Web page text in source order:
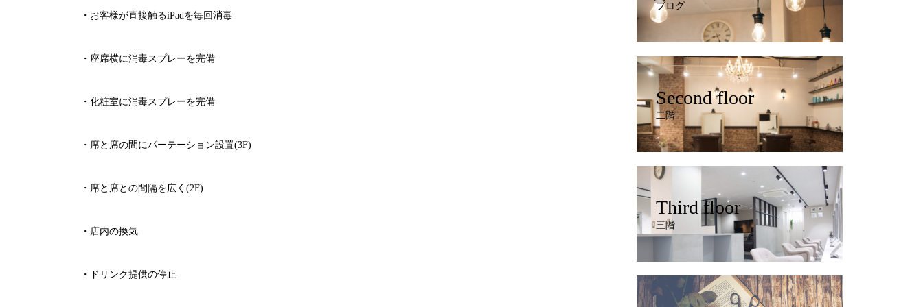
・お客様が直接触るiPadを毎回消毒
・座席横に消毒スプレーを完備
・化粧室に消毒スプレーを完備
・席と席の間にパーテーション設置(3F)
・席と席との間隔を広く (2F)
・店内の換気
・ドリンク提供の停止
ブログ
Second floor
二階
Third floor
三階